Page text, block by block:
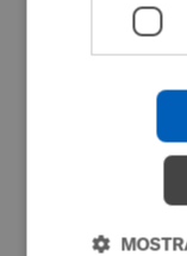
Il mago
Nicklas
di